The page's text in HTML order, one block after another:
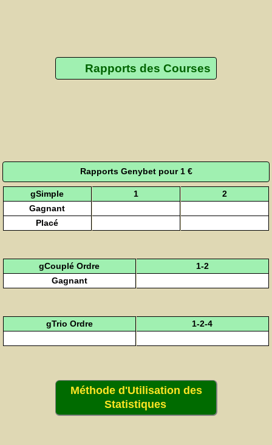
Rapports des Courses
Rapports Genybet pour 1 €
gSimple 1
2
Gagnant
Placé
gCouplé Ordre
1-2
Gagnant
gTrio Ordre 1-2-4
Méthode d'Utilisation des
Statistiques